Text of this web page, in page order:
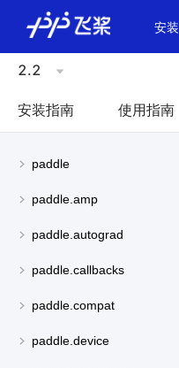
安装
2.2
安装指南 使用指南
paddle
paddle.amp
paddle.autograd
paddle.callbacks
paddle.compat
paddle.device